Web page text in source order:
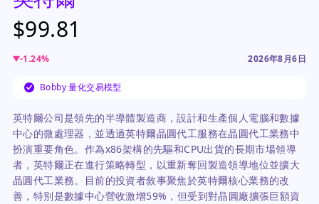
$99.81
-1.24% 2026年8月6日
Bobby 量化交易模型
英特爾公司是領先的半導體製造商，設計和生產個人電腦和數據
中心的微處理器，並透過英特爾晶圓代工服務在晶圓代工業務中
扮演重要角色。作為x86架構的先驅和CPU出貨的長期市場領導
者，英特爾正在進行策略轉型，以重新奪回製造領導地位並擴大
晶圓代工業務。目前的投資者敘事聚焦於英特爾核心業務的改
善，特別是數據中心營收激增59%，但受到對晶圓廠擴張巨額資